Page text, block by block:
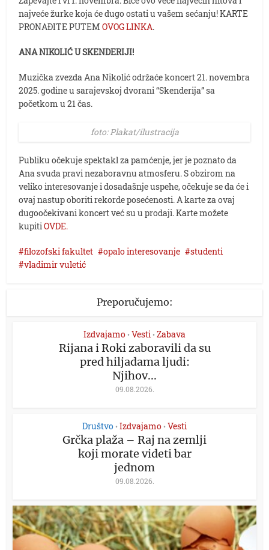
najveće žurke koja će dugo ostati u vašem sećanju! KARTE
PRONAĐITE PUTEMOVOG LINKA.
ANA NIKOLIĆ U SKENDERIJI!
Muzička zvezda Ana Nikolić održaće koncert 21. novembra
2025. godine u sarajevskoj dvorani “Skenderija” sa
početkom u 21 čas.
foto: Plakat/ilustracija
Publiku očekuje spektakl za pamćenje, jer je poznato da
Ana svuda pravi nezaboravnu atmosferu. S obzirom na
veliko interesovanje i dosadašnje uspehe, očekuje se da će i
ovaj nastup oboriti rekorde posećenosti. A karte za ovaj
dugoočekivani koncert već su u prodaji. Karte možete
kupitiOVDE.
filozofski fakultet opalo interesovanje
studenti
vladimir vuletić
Preporučujemo:
Izdvajamo • Vesti • Zabava
Rijana i Roki zaboravili da su
pred hiljadama ljudi:
Njihov...
09.08.2026.
Društvo • Izdvajamo • Vesti
Grčka plaža – Raj na zemlji
koji morate videti bar
jednom
09.08.2026.